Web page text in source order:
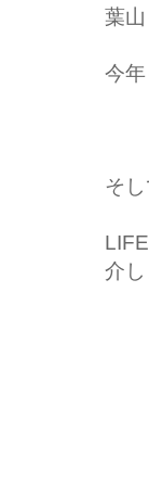
葉
今年
そ
介